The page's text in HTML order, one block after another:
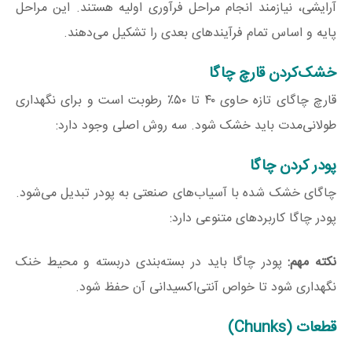
آرایشی، نیازمند انجام مراحل فرآوری اولیه هستند. این مراحل
پایه و اساس تمام فرآیندهای بعدی را تشکیل می‌دهند.
خشک‌کردن قارچ چاگا
قارچ چاگای تازه حاوی ۴۰ تا ۵۰٪ رطوبت است و برای نگهداری
طولانی‌مدت باید خشک شود. سه روش اصلی وجود دارد:
پودر کردن چاگا
چاگای خشک شده با آسیاب‌های صنعتی به پودر تبدیل می‌شود.
پودر چاگا کاربردهای متنوعی دارد:
نکته مهم:پودر چاگا باید در بسته‌بندی دربسته و محیط خنک
نگهداری شود تا خواص آنتی‌اکسیدانی آن حفظ شود.
قطعات (Chunks)